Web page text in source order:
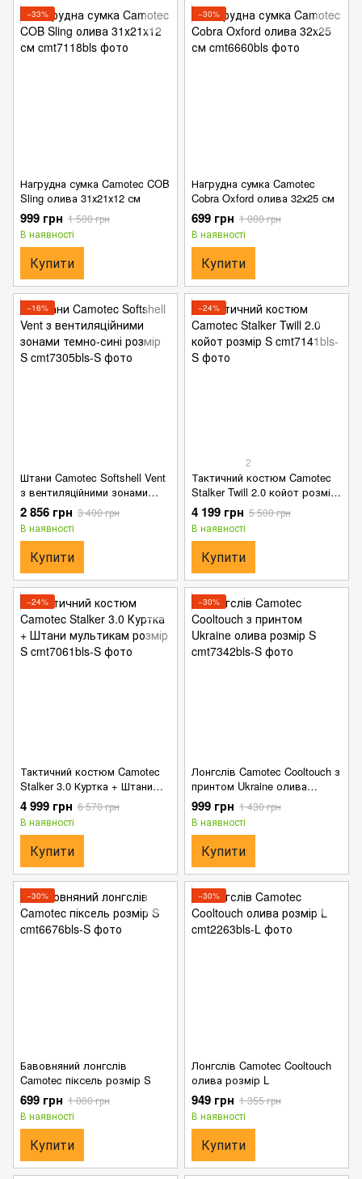
−33%
Нагрудна сумка Camotec COB
Sling олива 31х21х12 см
999 грн 1 500 грн
В наявності
Купити
−30%
Нагрудна сумка Camotec
Cobra Oxford олива 32х25 см
699 грн 1 000 грн
В наявності
Купити
−16%
Штани Camotec Softshell Vent
з вентиляційними зонами
темно-сині розмір S
2 856 грн 3 400 грн
В наявності
Купити
−24%
2
Тактичний костюм Camotec
Stalker Twill 2.0 койот розмір
S
4 199 грн 5 500 грн
В наявності
Купити
−24%
Тактичний костюм Camotec
Stalker 3.0 Куртка + Штани
мультикам розмір S
4 999 грн 6 570 грн
В наявності
Купити
−30%
Лонгслів Camotec Cooltouch з
принтом Ukraine олива
розмір S
999 грн 1 430 грн
В наявності
Купити
−30%
Бавовняний лонгслів
Camotec піксель розмір S
699 грн 1 000 грн
В наявності
Купити
−30%
Лонгслів Camotec Cooltouch
олива розмір L
949 грн 1 355 грн
В наявності
Купити